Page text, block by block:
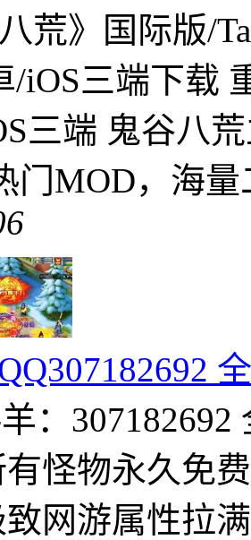
八荒》国际版/
/iOS三端下载
三端 鬼谷八
门MOD，海
：
怪物永久免
网游属性拉